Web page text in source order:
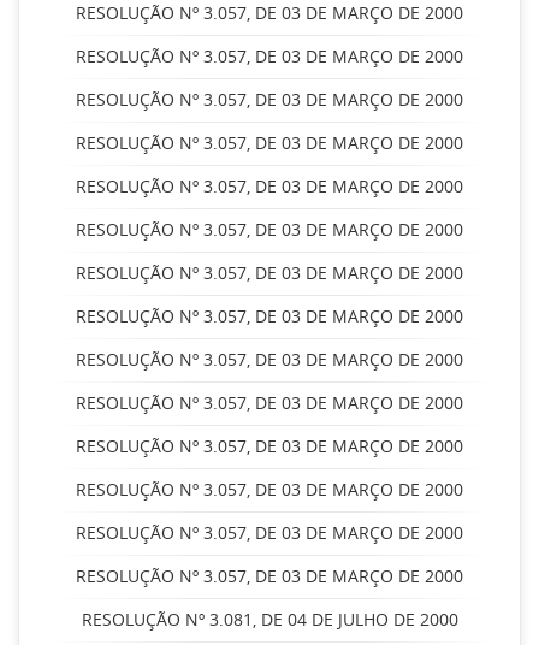
RESOLUÇÃO Nº 3.057, DE 03 DE MARÇO DE 2000
RESOLUÇÃO Nº 3.057, DE 03 DE MARÇO DE 2000
RESOLUÇÃO Nº 3.057, DE 03 DE MARÇO DE 2000
RESOLUÇÃO Nº 3.057, DE 03 DE MARÇO DE 2000
RESOLUÇÃO Nº 3.057, DE 03 DE MARÇO DE 2000
RESOLUÇÃO Nº 3.057, DE 03 DE MARÇO DE 2000
RESOLUÇÃO Nº 3.057, DE 03 DE MARÇO DE 2000
RESOLUÇÃO Nº 3.057, DE 03 DE MARÇO DE 2000
RESOLUÇÃO Nº 3.057, DE 03 DE MARÇO DE 2000
RESOLUÇÃO Nº 3.057, DE 03 DE MARÇO DE 2000
RESOLUÇÃO Nº 3.057, DE 03 DE MARÇO DE 2000
RESOLUÇÃO Nº 3.057, DE 03 DE MARÇO DE 2000
RESOLUÇÃO Nº 3.057, DE 03 DE MARÇO DE 2000
RESOLUÇÃO Nº 3.057, DE 03 DE MARÇO DE 2000
RESOLUÇÃO Nº 3.081, DE 04 DE JULHO DE 2000